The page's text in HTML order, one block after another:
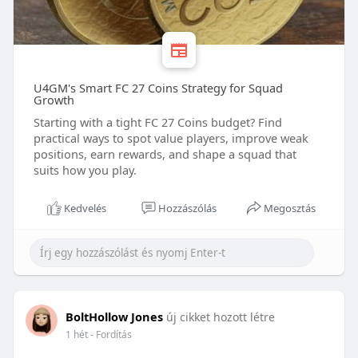
U4GM's Smart FC 27 Coins Strategy for Squad
Growth
Starting with a tight FC 27 Coins budget? Find
practical ways to spot value players, improve weak
positions, earn rewards, and shape a squad that
suits how you play.
Kedvelés Hozzászólás Megosztás
BoltHollow Jones új cikket hozott létre
1 hét- Fordítás